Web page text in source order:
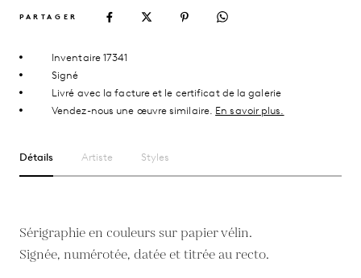
PARTAGER
Inventaire 17341
Signé
Livré avec la facture et le certificat de la galerie
Vendez-nous une œuvre similaire. En savoir plus.
Détails Artiste Styles
Sérigraphie en couleurs sur papier vélin.
Signée, numérotée, datée et titrée au recto.